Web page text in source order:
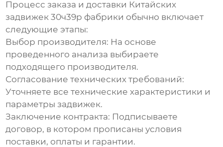
Процесс заказа и доставки Китайских
задвижек 30ч39р фабрики обычно включает
следующие этапы:
Выбор производителя: На основе
проведенного анализа выбираете
подходящего производителя.
Согласование технических требований:
Уточняете все технические характеристики и
параметры задвижек.
Заключение контракта: Подписываете
договор, в котором прописаны условия
поставки, оплаты и гарантии.